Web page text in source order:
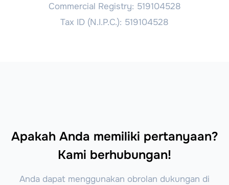
Commercial Registry: 519104528
Tax ID (N.I.P.C.): 519104528
Apakah Anda memiliki pertanyaan?
Kami berhubungan!
Anda dapat menggunakan obrolan dukungan di